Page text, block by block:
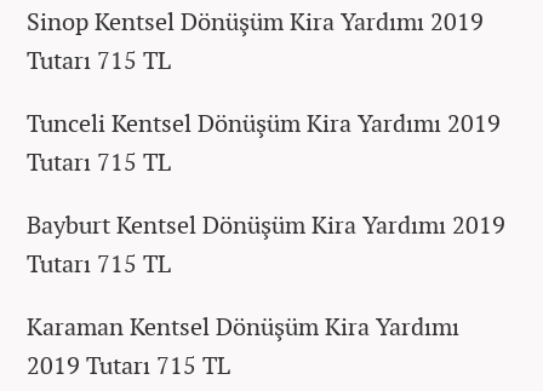
Sinop Kentsel Dönüşüm Kira Yardımı 2019
Tutarı 715 TL
Tunceli Kentsel Dönüşüm Kira Yardımı 2019
Tutarı 715 TL
Bayburt Kentsel Dönüşüm Kira Yardımı 2019
Tutarı 715 TL
Karaman Kentsel Dönüşüm Kira Yardımı
2019 Tutarı 715 TL